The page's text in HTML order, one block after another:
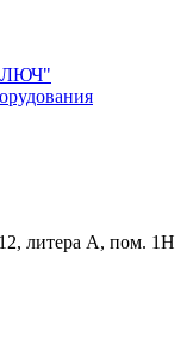
литера А, пом. 1Н